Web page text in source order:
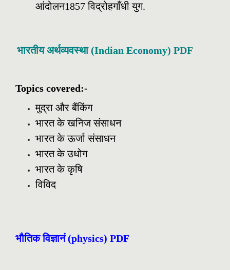
आंदोलन1857 विद्रोहगाँधी युग.
भारतीय अर्थव्यवस्था(Indian Economy) PDF
Topics covered:-
मुद्रा और बैंकिंग
भारत के खनिज संसाधन
भारत के ऊर्जा संसाधन
भारत के उधोग
भारत के कृषि
विविद
भौतिक विज्ञानं(physics) PDF